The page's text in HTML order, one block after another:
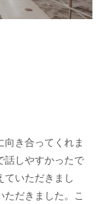
向き合ってくれま
話しやすかったで
ていただきまし
だきました。こ